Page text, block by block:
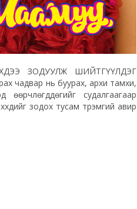
ЭХДЭЭ ЗОДУУЛЖ ШИЙТГҮҮЛДЭГ
чадвар нь буурах, архи тамхи,
өөрчлөгддөгийг судалгаагаар
зодох тусам түрэмгий авир